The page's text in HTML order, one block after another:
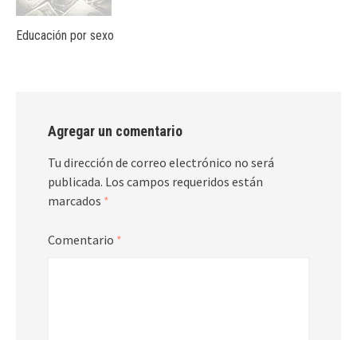
Educación por sexo
Agregar un comentario
Tu dirección de correo electrónico no será
publicada. Los campos requeridos están
marcados *
Comentario *